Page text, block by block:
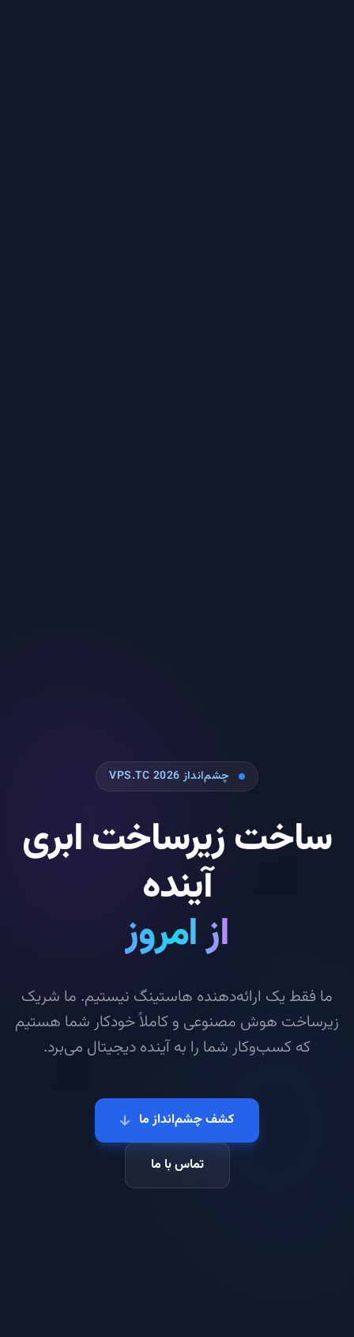
چشم‌انداز VPS.TC 2026
ساخت زیرساخت ابری
آینده
از امروز
ما فقط یک ارائه‌دهنده هاستینگ نیستیم. ما شریک
زیرساخت هوش مصنوعی و کاملاً خودکار شما هستیم
که کسب‌وکار شما را به آینده دیجیتال می‌برد.
کشف چشم‌انداز ما
تماس با ما